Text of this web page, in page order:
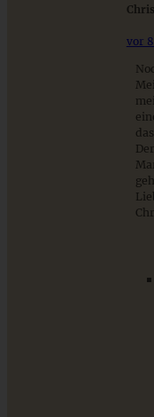
Stracciatella-
vor